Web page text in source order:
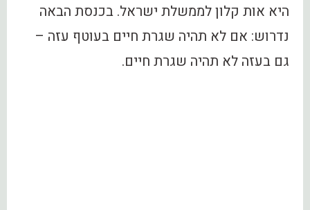
היא אות קלון לממשלת ישראל. בכנסת הבאה
נדרוש: אם לא תהיה שגרת חיים בעוטף עזה –
גם בעזה לא תהיה שגרת חיים.